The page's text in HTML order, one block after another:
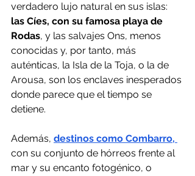
verdadero lujo natural en sus islas:
las Cíes, con su famosa playa de
Rodas, y las salvajes Ons, menos
conocidas y, por tanto, más
auténticas, la Isla de la Toja, o la de
Arousa, son los enclaves inesperados
donde parece que el tiempo se
detiene.
Además, destinos como Combarro,
con su conjunto de hórreos frente al
mar y su encanto fotogénico, o